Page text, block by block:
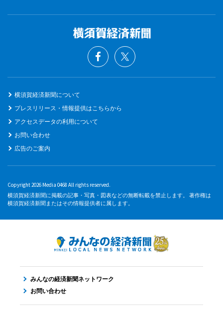
横須賀経済新聞について
プレスリリース・情報提供はこちらから
アクセスデータの利用について
お問い合わせ
広告のご案内
Copyright 2026 Media 0468 All rights reserved.
横須賀経済新聞に掲載の記事・写真・図表などの無断転載を禁止します。 著作権は
横須賀経済新聞またはその情報提供者に属します。
みんなの経済新聞ネットワーク
お問い合わせ